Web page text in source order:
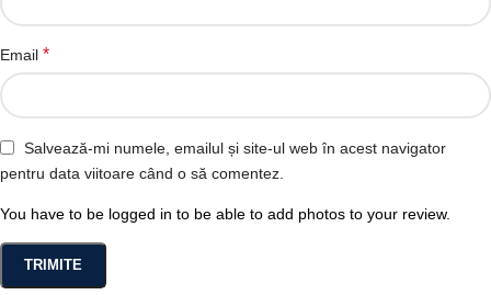
Email *
Salvează-mi numele, emailul și site-ul web în acest navigator
pentru data viitoare când o să comentez.
You have to be logged in to be able to add photos to your review.